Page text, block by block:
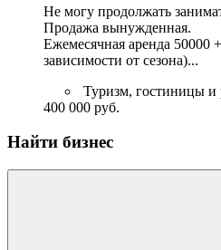
Не могу продолжать
Продажа вынужденная.
Ежемесячная аренда 50000
зависимости от сезона)...
Туризм, гостиницы и
400 000 руб.
Найти бизнес